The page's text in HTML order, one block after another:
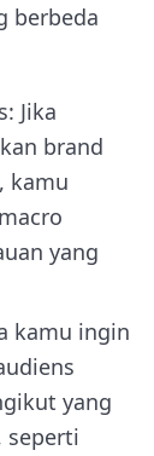
berbeda
Jika
brand
kamu
yang
kamu ingin
yang
seperti